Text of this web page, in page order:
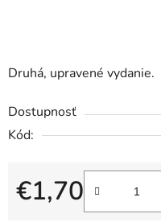
Druhá, upravené vydanie.
Dostupnosť
Kód:
€1,70
Jednotková cena: